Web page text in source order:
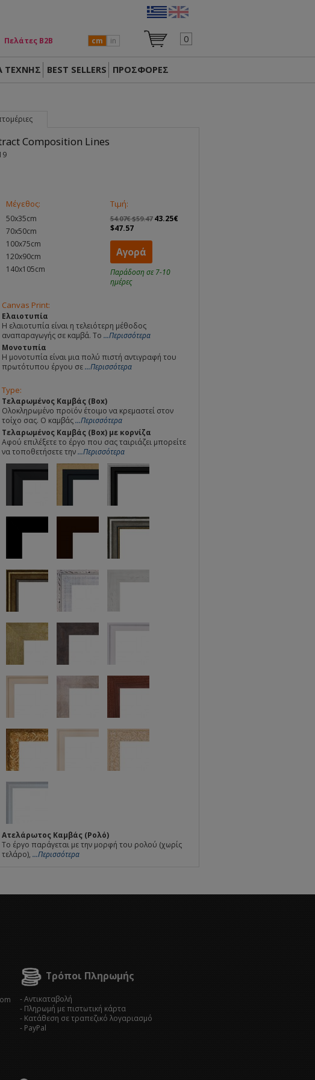
Πελάτες Β2Β
cm in 0
ΤΈΧΝΗΣ BEST SELLERS ΠΡΟΣΦΟΡΕΣ
Composition Lines
Μέγεθος:
50x35cm
70x50cm
100x75cm
120x90cm
140x105cm
Τιμή:
54.07€ $59.47 43.25€
$47.57
Αγορά
Παράδοση σε 7-10
ημέρες
Canvas Print:
Ελαιοτυπία
Η ελαιοτυπία είναι η τελειότερη μέθοδος
αναπαραγωγής σε καμβά. Το ...Περισσότερα
Μονοτυπία
Η μονοτυπία είναι μια πολύ πιστή αντιγραφή του
πρωτότυπου έργου σε...Περισσότερα
Type:
Τελαρωμένος Καμβάς (Box)
Ολοκληρωμένο προϊόν έτοιμο να κρεμαστεί στον
τοίχο σας. Ο καμβάς...Περισσότερα
Τελαρωμένος Καμβάς (Box) με κορνίζα
Αφού επιλέξετε το έργο που σας ταιριάζει μπορείτε
να τοποθετήσετε την...Περισσότερα
Ατελάρωτος Καμβάς (Ρολό)
Το έργο παράγεται με την μορφή του ρολού (χωρίς
τελάρο), ...Περισσότερα
Τρόποι Πληρωμής
- Αντικαταβολή
- Πληρωμή με πιστωτική κάρτα
- Κατάθεση σε τραπεζικό λογαριασμό
- PayPal